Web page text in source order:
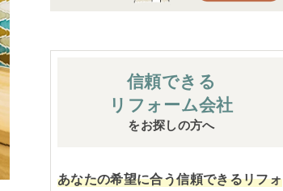
信頼できる
リフォーム会社
をお探しの方へ
あなたの希望に合う信頼できるリフォ